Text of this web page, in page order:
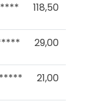
118,50
29,00
21,00